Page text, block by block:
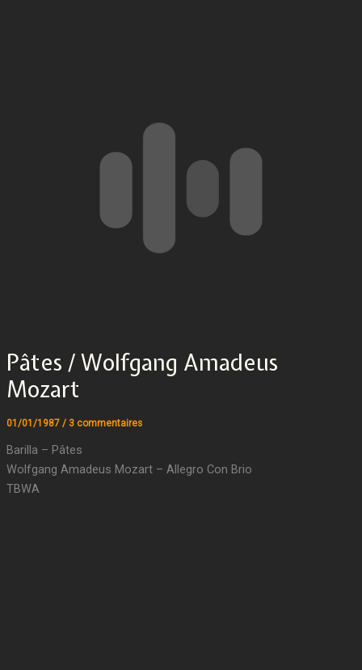
Pâtes / Wolfgang Amadeus
Mozart
01/01/1987 / 3 commentaires
Barilla – Pâtes
Wolfgang Amadeus Mozart – Allegro Con Brio
TBWA